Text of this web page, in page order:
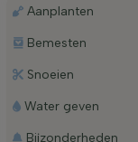
Aanplanten
Bemesten
Snoeien
Water geven
Bijzonderheden